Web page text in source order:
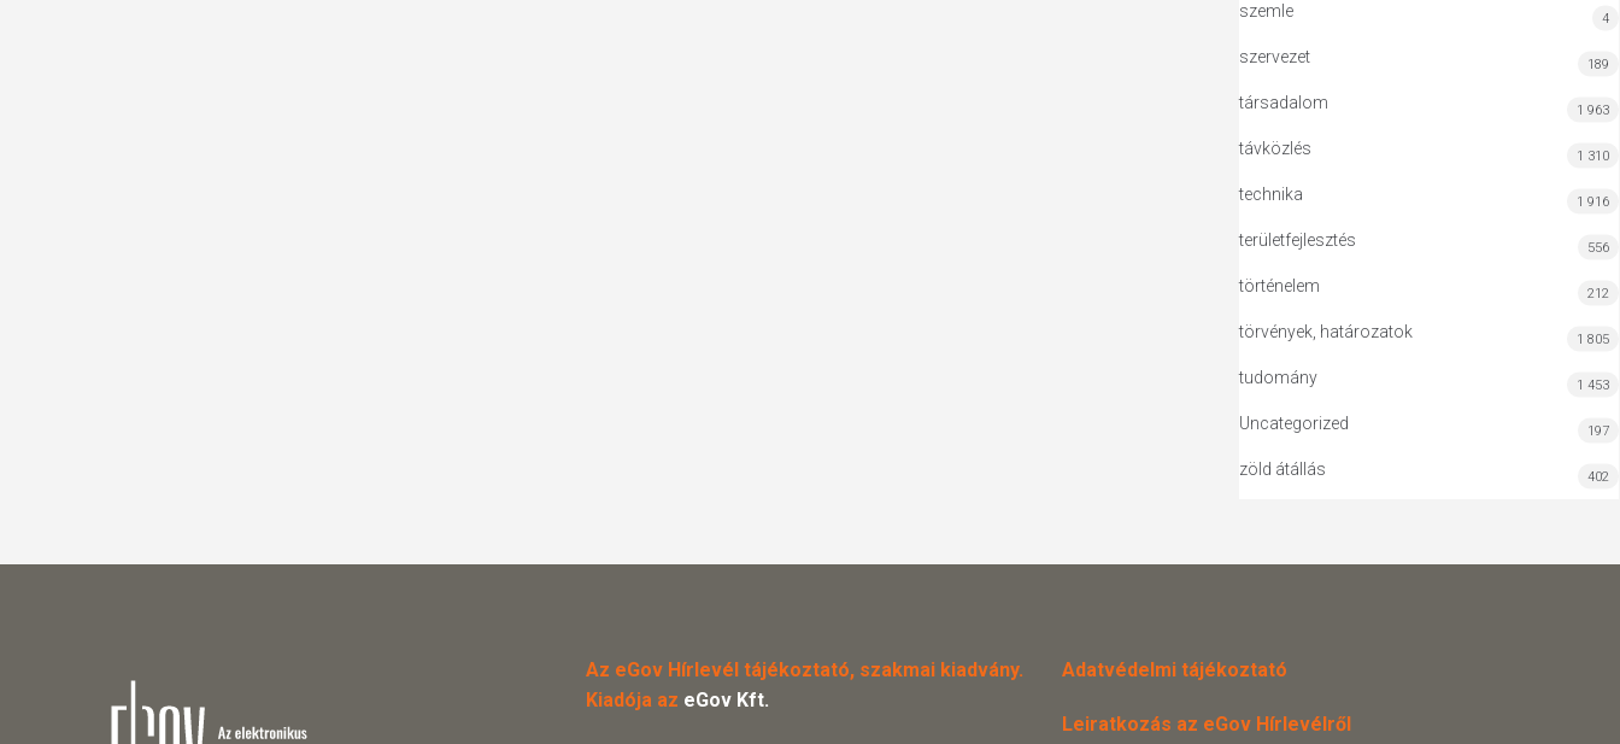
szemle 4
szervezet 189
társadalom 1 963
távközlés 1 310
technika 1 916
területfejlesztés 556
történelem 212
törvények, határozatok 1 805
tudomány 1 453
Uncategorized 197
zöld átállás 402
Az eGov Hírlevél tájékoztató, szakmai kiadvány.
Kiadója az eGov Kft.
Adatvédelmi tájékoztató
Leiratkozás az eGov Hírlevélről